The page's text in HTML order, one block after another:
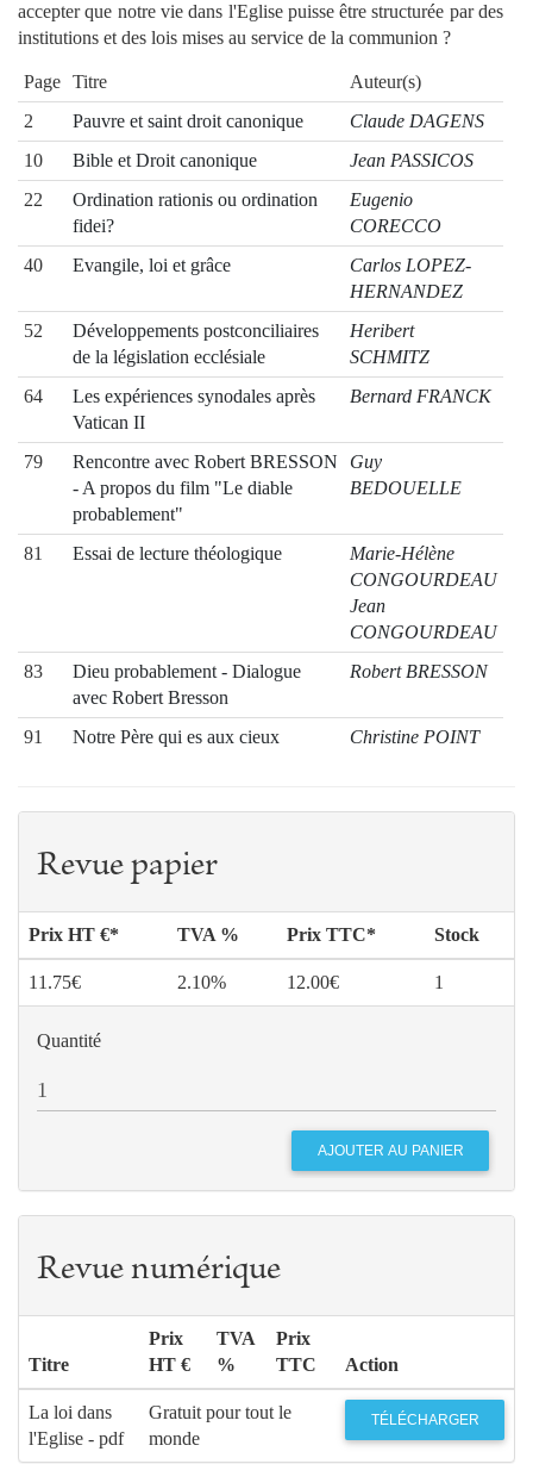
accepter que notre vie dans l'Eglise puisse être structurée par des
institutions et des lois mises au service de la communion ?
Page Titre
Auteur(s)
2
Pauvre et saint droit canonique
Claude DAGENS
10
Bible et Droit canonique
Jean PASSICOS
22
Ordination rationis ou ordination
fidei?
Eugenio
CORECCO
40
Evangile, loi et grâce
Carlos LOPEZ-
HERNANDEZ
52
Développements postconciliaires
de la législation ecclésiale
Heribert
SCHMITZ
64
Les expériences synodales après
Vatican II
Bernard FRANCK
79
Rencontre avec Robert BRESSON
- A propos du film "Le diable
probablement"
Guy
BEDOUELLE
81 Essai de lecture théologique
Marie-Hélène
CONGOURDEAU
Jean
CONGOURDEAU
83
Dieu probablement - Dialogue
avec Robert Bresson
Robert BRESSON
91 Notre Père qui es aux cieux Christine POINT
Revue papier
Prix HT €* TVA % Prix TTC* Stock
11.75€ 2.10% 12.00€ 1
Quantité
Revue numérique
Titre
Prix
HT €
TVA
%
Prix
TTC
Action
La loi dans
l'Eglise - pdf
Gratuit pour tout le
monde
TÉLÉCHARGER